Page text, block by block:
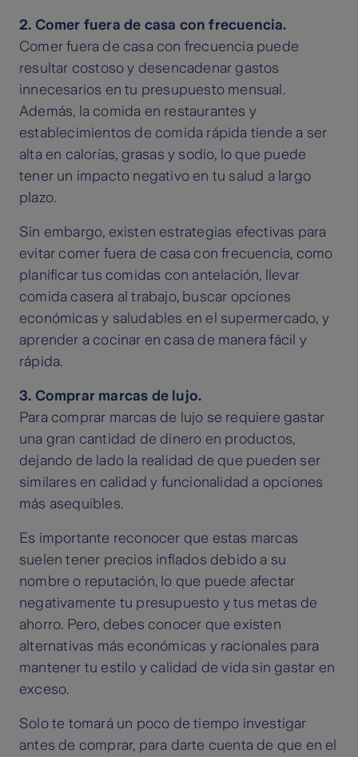
2. Comer fuera de casa con frecuencia.
Comer fuera de casa con frecuencia puede
resultar costoso y desencadenar gastos
innecesarios en tu presupuesto mensual.
Además, la comida en restaurantes y
establecimientos de comida rápida tiende a ser
alta en calorías, grasas y sodio, lo que puede
tener un impacto negativo en tu salud a largo
plazo.
Sin embargo, existen estrategias efectivas para
evitar comer fuera de casa con frecuencia, como
planificar tus comidas con antelación, llevar
comida casera al trabajo, buscar opciones
económicas y saludables en el supermercado, y
aprender a cocinar en casa de manera fácil y
rápida.
3. Comprar marcas de lujo.
Para comprar marcas de lujo se requiere gastar
una gran cantidad de dinero en productos,
dejando de lado la realidad de que pueden ser
similares en calidad y funcionalidad a opciones
más asequibles.
Es importante reconocer que estas marcas
suelen tener precios inflados debido a su
nombre o reputación, lo que puede afectar
negativamente tu presupuesto y tus metas de
ahorro. Pero, debes conocer que existen
alternativas más económicas y racionales para
mantener tu estilo y calidad de vida sin gastar en
exceso.
Solo te tomará un poco de tiempo investigar
antes de comprar, para darte cuenta de que en el